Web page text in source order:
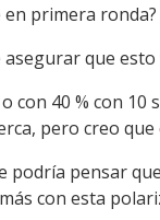
en primera ronda?
asegurar que
con 40 % con
pero creo
podría pensar
con esta